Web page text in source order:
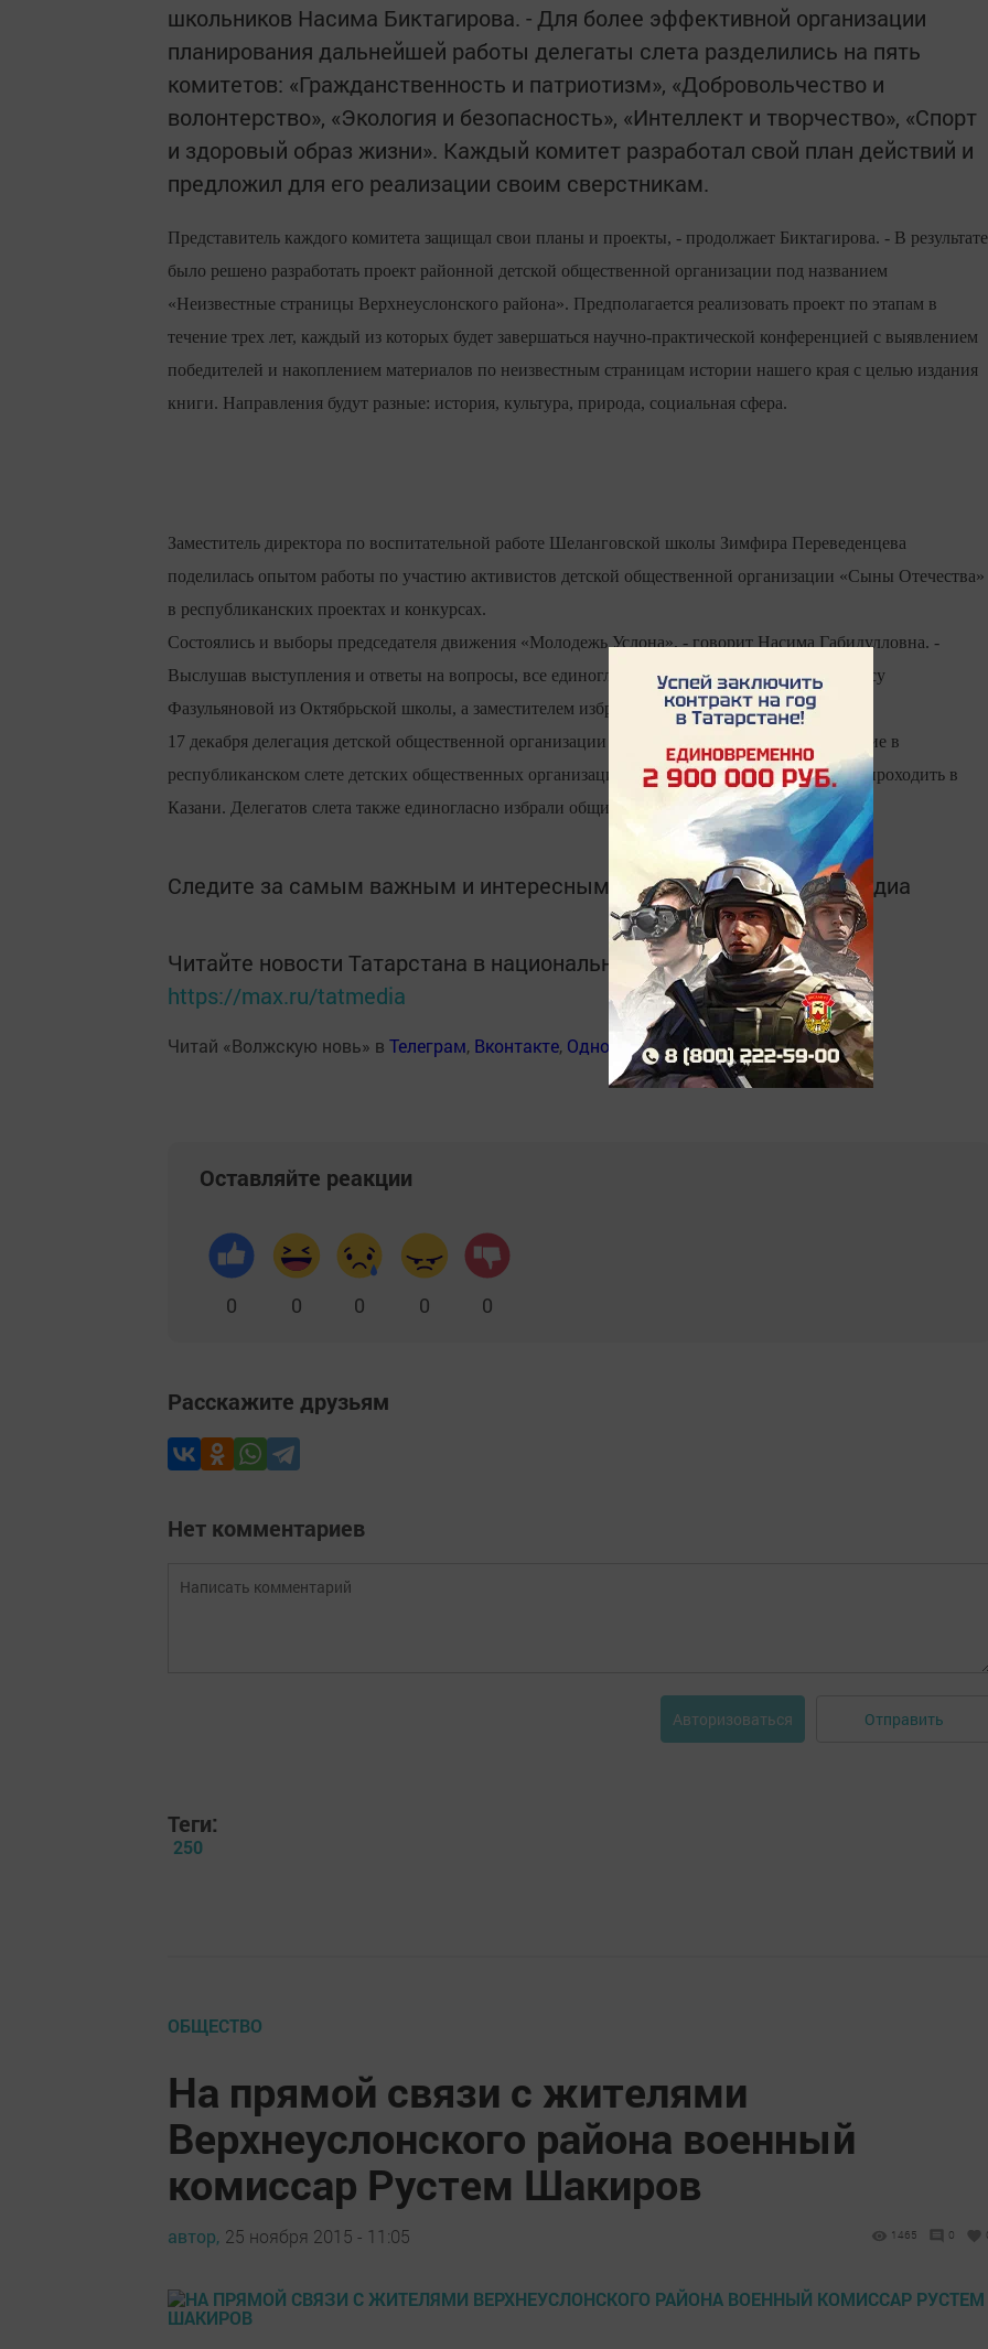
школьников Насима Биктагирова. - Для более эффективной организации
планирования дальнейшей работы делегаты слета разделились на пять
комитетов: «Гражданственность и патриотизм», «Добровольчество и
волонтерство», «Экология и безопасность», «Интеллект и творчество», «Спорт
и здоровый образ жизни». Каждый комитет разработал свой план действий и
предложил для его реализации своим сверстникам.
Представитель каждого комитета защищал свои планы и проекты, - продолжает Биктагирова. - В результате
было решено разработать проект районной детской общественной организации под названием
«Неизвестные страницы Верхнеуслонского района». Предполагается реализовать проект по этапам в
течение трех лет, каждый из которых будет завершаться научно-практической конференцией с выявлением
победителей и накоплением материалов по неизвестным страницам истории нашего края с целью издания
книги. Направления будут разные: история, культура, природа, социальная сфера.
Заместитель директора по воспитательной работе Шеланговской школы Зимфира Переведенцева
поделилась опытом работы по участию активистов детской общественной организации «Сыны Отечества»
в республиканских проектах и конкурсах.
Состоялись и выборы председателя движения «Молодежь Услона», - говорит Насима Габидулловна. -
Выслушав выступления и ответы на вопросы, все единогласно поддержали кандидатуру Алсу
Фазульяновой из Октябрьской школы, а заместителем избран Владимир Зобнев из Шеланги.
17 декабря делегация детской общественной организации «Молодежь Услона» примет участие в
республиканском слете детских общественных организаций «Мы - вместе!», который будет проходить в
Казани. Делегатов слета также единогласно избрали общим голосованием.
Следите за самым важным и интересным в Telegram-каналеТатмедиа
Читайте новости Татарстана в национальном мессенджере MАХ:
https://max.ru/tatmedia
Читай «Волжскую новь» в Телеграм, Вконтакте, Одноклассники,Дзен
Оставляйте реакции
0 0 0 0 0
Расскажите друзьям
Нет комментариев
Авторизоваться Отправить
Теги:
250
ОБЩЕСТВО
На прямой связи с жителями
Верхнеуслонского района военный
комиссар Рустем Шакиров
автор, 25 ноября 2015 - 11:05 1465 0